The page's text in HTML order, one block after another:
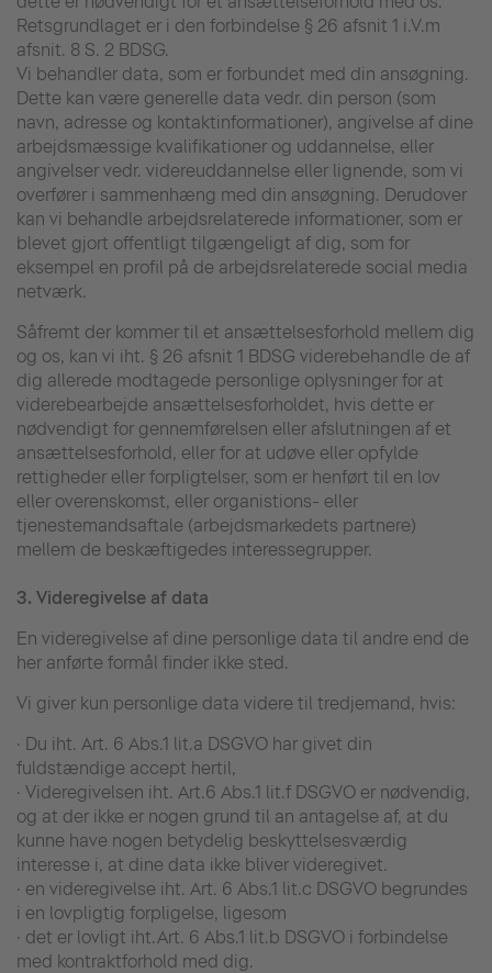
Retsgrundlaget er i den forbindelse § 26 afsnit 1 i.V.m
afsnit. 8 S. 2 BDSG.
Vi behandler data, som er forbundet med din ansøgning.
Dette kan være generelle data vedr. din person (som
navn, adresse og kontaktinformationer), angivelse af dine
arbejdsmæssige kvalifikationer og uddannelse, eller
angivelser vedr. videreuddannelse eller lignende, som vi
overfører i sammenhæng med din ansøgning. Derudover
kan vi behandle arbejdsrelaterede informationer, som er
blevet gjort offentligt tilgængeligt af dig, som for
eksempel en profil på de arbejdsrelaterede social media
netværk.
Såfremt der kommer til et ansættelsesforhold mellem dig
og os, kan vi iht. § 26 afsnit 1 BDSG viderebehandle de af
dig allerede modtagede personlige oplysninger for at
viderebearbejde ansættelsesforholdet, hvis dette er
nødvendigt for gennemførelsen eller afslutningen af et
ansættelsesforhold, eller for at udøve eller opfylde
rettigheder eller forpligtelser, som er henført til en lov
eller overenskomst, eller organistions- eller
tjenestemandsaftale (arbejdsmarkedets partnere)
mellem de beskæftigedes interessegrupper.
3. Videregivelse af data
En videregivelse af dine personlige data til andre end de
her anførte formål finder ikke sted.
Vi giver kun personlige data videre til tredjemand, hvis:
· Du iht. Art. 6 Abs.1 lit.a DSGVO har givet din
fuldstændige accept hertil,
· Videregivelsen iht. Art.6 Abs.1 lit.f DSGVO er nødvendig,
og at der ikke er nogen grund til an antagelse af, at du
kunne have nogen betydelig beskyttelsesværdig
interesse i, at dine data ikke bliver videregivet.
· en videregivelse iht. Art. 6 Abs.1 lit.c DSGVO begrundes
i en lovpligtig forpligelse, ligesom
· det er lovligt iht.Art. 6 Abs.1 lit.b DSGVO i forbindelse
med kontraktforhold med dig.